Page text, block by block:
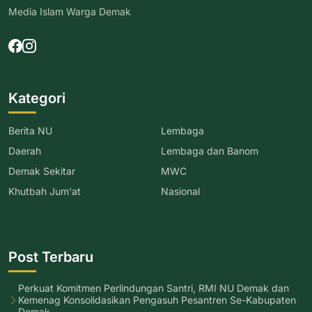
Media Islam Warga Demak
Kategori
Berita NU
Daerah
Demak Sekitar
Khutbah Jum'at
Lembaga
Lembaga dan Banom
MWC
Nasional
Post Terbaru
Perkuat Komitmen Perlindungan Santri, RMI NU Demak dan
Kemenag Konsolidasikan Pengasuh Pesantren Se-Kabupaten